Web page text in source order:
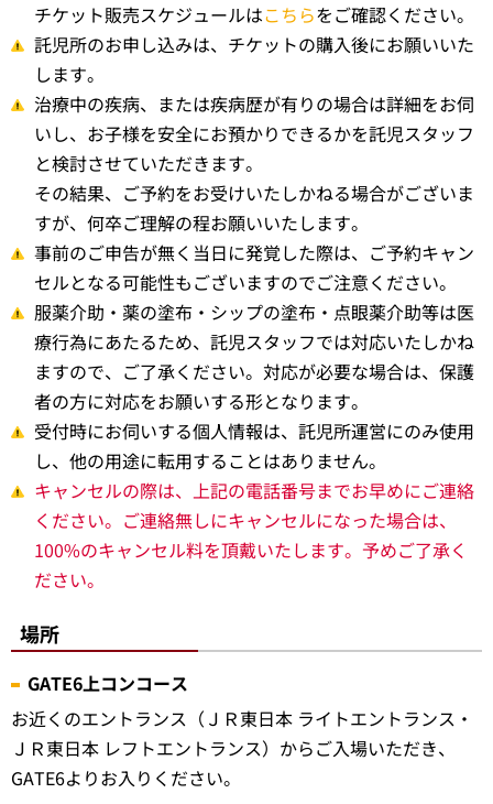
チケット販売スケジュールはこちらをご確認ください。
託児所のお申し込みは、チケットの購入後にお願いいた
します。
治療中の疾病、または疾病歴が有りの場合は詳細をお伺
いし、お子様を安全にお預かりできるかを託児スタッフ
と検討させていただきます。
その結果、ご予約をお受けいたしかねる場合がございま
すが、何卒ご理解の程お願いいたします。
事前のご申告が無く当日に発覚した際は、ご予約キャン
セルとなる可能性もございますのでご注意ください。
服薬介助・薬の塗布・シップの塗布・点眼薬介助等は医
療行為にあたるため、託児スタッフでは対応いたしかね
ますので、ご了承ください。対応が必要な場合は、保護
者の方に対応をお願いする形となります。
受付時にお伺いする個人情報は、託児所運営にのみ使用
し、他の用途に転用することはありません。
キャンセルの際は、上記の電話番号までお早めにご連絡
ください。ご連絡無しにキャンセルになった場合は、
100%のキャンセル料を頂戴いたします。予めご了承く
ださい。
場所
GATE6上コンコース
お近くのエントランス（ＪＲ東日本 ライトエントランス・
ＪＲ東日本 レフトエントランス）からご入場いただき、
GATE6よりお入りください。